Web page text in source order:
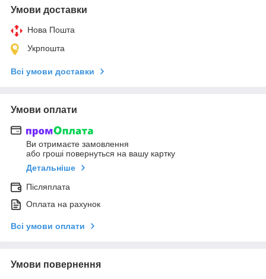
Умови доставки
Нова Пошта
Укрпошта
Всі умови доставки
Умови оплати
Ви отримаєте замовлення
або гроші повернуться на вашу картку
Детальніше
Післяплата
Оплата на рахунок
Всі умови оплати
Умови повернення